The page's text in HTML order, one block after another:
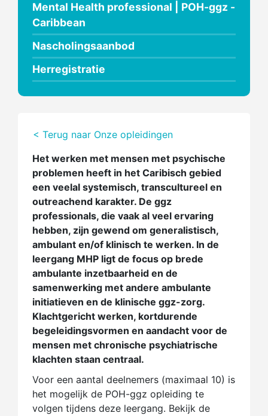
Mental Health professional | POH-ggz -
Caribbean
Nascholingsaanbod
Herregistratie
< Terug naar Onze opleidingen
Het werken met mensen met psychische
problemen heeft in het Caribisch gebied
een veelal systemisch, transcultureel en
outreachend karakter. De ggz
professionals, die vaak al veel ervaring
hebben, zijn gewend om generalistisch,
ambulant en/of klinisch te werken. In de
leergang MHP ligt de focus op brede
ambulante inzetbaarheid en de
samenwerking met andere ambulante
initiatieven en de klinische ggz-zorg.
Klachtgericht werken, kortdurende
begeleidingsvormen en aandacht voor de
mensen met chronische psychiatrische
klachten staan centraal.
Voor een aantal deelnemers (maximaal 10) is
het mogelijk de POH-ggz opleiding te
volgen tijdens deze leergang. Bekijk de